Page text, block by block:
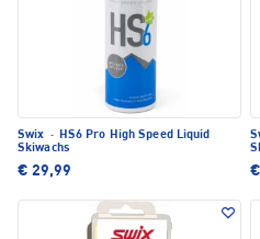
Swix · HS6 Pro High Speed Liquid
Skiwachs
€ 29,99